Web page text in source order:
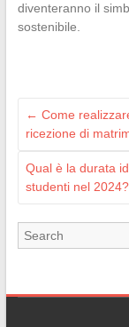
diventeranno il
sostenibile.
← Come
ricezione di
Qual è la durata
studenti nel 2024?